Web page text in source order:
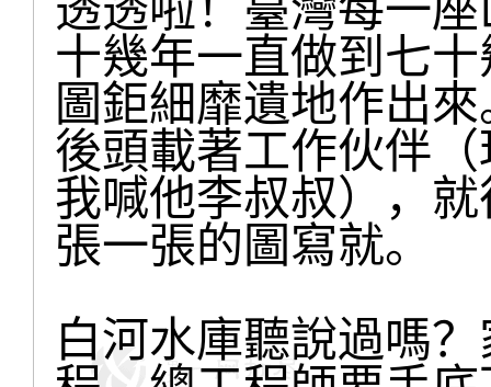
十幾年一直做到七
圖鉅細靡遺地作出
後頭載著工作伙伴
我喊他李叔叔），
張一張的圖寫就。
白河水庫聽說過嗎